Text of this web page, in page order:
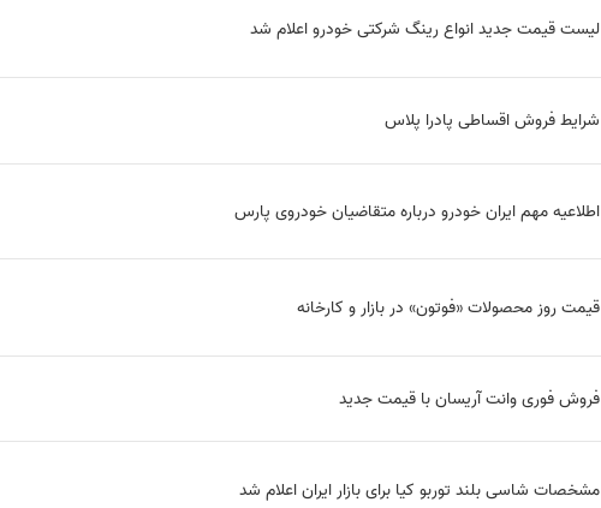
لیست قیمت جدید انواع رینگ شرکتی خودرو اعلام شد
شرایط فروش اقساطی پادرا پلاس
اطلاعیه مهم ایران‌ خودرو درباره متقاضیان خودروی پارس
قیمت روز محصولات «فوتون» در بازار و کارخانه
فروش فوری وانت آریسان با قیمت جدید
مشخصات شاسی بلند توربو کیا برای بازار ایران اعلام شد